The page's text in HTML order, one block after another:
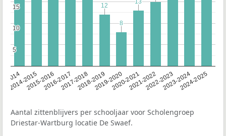
2014
2014-20152015-20162016-20172017-20182018-20192019-20202020-20212021-20222022-20232023-20242024-2025
5
5
10
10
15
15 12
12
8
8
13
13
Aantal zittenblijvers per schooljaar voor Scholengroep
Driestar-Wartburg locatie De Swaef.